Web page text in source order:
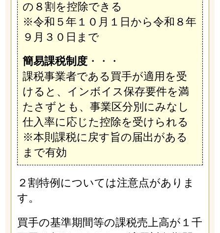
の８割を控除できる
※令和５年１０月１日から令和８年
９月３０日まで
簡易課税制度・・・
課税事業者である買手が適用を受
けると、インボイス保存要件を満
たさずとも、事業区分別にみなし
仕入率に応じた控除を受けられる
※本則課税に戻す旨の届出がある
まで有効
２割特例については注意点がありま
す。
買手の基準期間等の課税売上高が１千